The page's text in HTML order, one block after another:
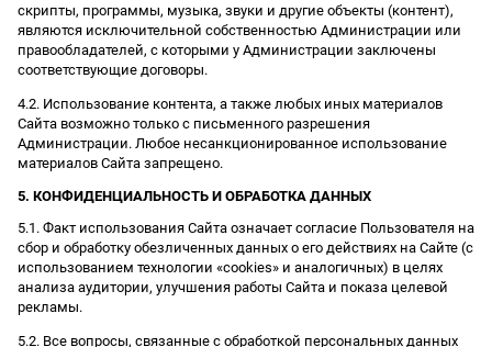
скрипты, программы, музыка, звуки и другие объекты (контент),
являются исключительной собственностью Администрации или
правообладателей, с которыми у Администрации заключены
соответствующие договоры.
4.2. Использование контента, а также любых иных материалов
Сайта возможно только с письменного разрешения
Администрации. Любое несанкционированное использование
материалов Сайта запрещено.
5. КОНФИДЕНЦИАЛЬНОСТЬ И ОБРАБОТКА ДАННЫХ
5.1. Факт использования Сайта означает согласие Пользователя на
сбор и обработку обезличенных данных о его действиях на Сайте (с
использованием технологии «cookies» и аналогичных) в целях
анализа аудитории, улучшения работы Сайта и показа целевой
рекламы.
5.2. Все вопросы, связанные с обработкой персональных данных